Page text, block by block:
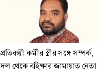
প্রতিবন্ধী কর্মীর স্ত্রীর সঙ্গে সম্পর্ক,
দল থেকে বহিষ্কার জামায়াত নেতা